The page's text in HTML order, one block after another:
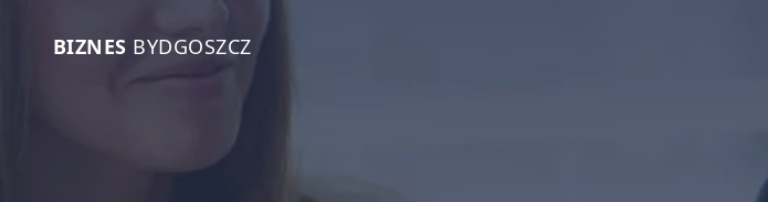
BIZNES BYDGOSZCZ